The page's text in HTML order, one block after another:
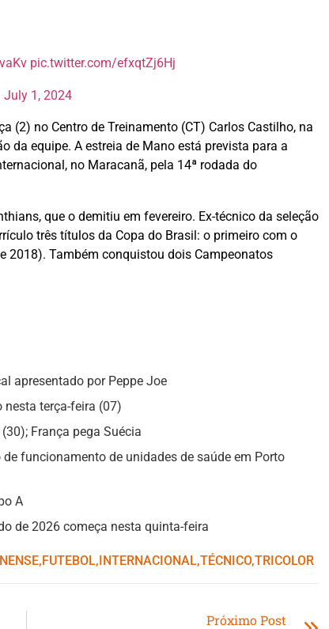
pic.twitter.com/efxqtZj6Hj
July 1, 2024
(2) no Centro de Treinamento (CT) Carlos Castilho, na
da equipe. A estreia de Mano está prevista para a
no Maracanã, pela 14ª rodada do
que o demitiu em fevereiro. Ex-técnico da seleção
três títulos da Copa do Brasil: o primeiro com o
2018). Também conquistou dois Campeonatos
apresentado por Peppe Joe
terça-feira (07)
França pega Suécia
funcionamento de unidades de saúde em Porto
A
de 2026 começa nesta quinta-feira
,ㅤFUTEBOL,ㅤINTERNACIONAL,ㅤTÉCNICO,ㅤTRICOLOR
Próximo Post